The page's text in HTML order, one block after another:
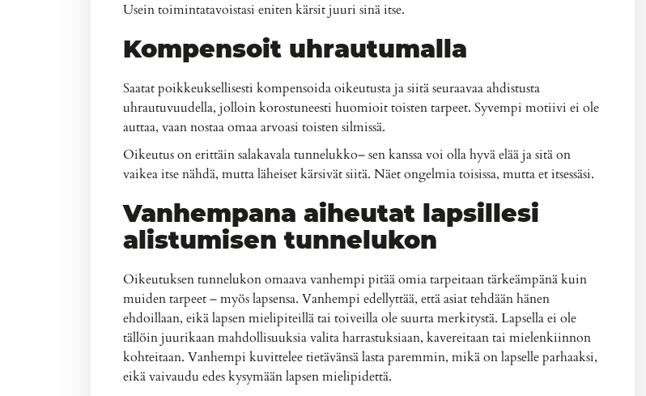
Usein toimintatavoistasi eniten kärsit juuri sinä itse.
Kompensoit uhrautumalla
Saatat poikkeuksellisesti kompensoida oikeutusta ja siitä seuraavaa ahdistusta
uhrautuvuudella, jolloin korostuneesti huomioit toisten tarpeet. Syvempi motiivi ei ole
auttaa, vaan nostaa omaa arvoasi toisten silmissä.
Oikeutus on erittäin salakavala tunnelukko– sen kanssa voi olla hyvä elää ja sitä on
vaikea itse nähdä, mutta läheiset kärsivät siitä. Näet ongelmia toisissa, mutta et itsessäsi.
Vanhempana aiheutat lapsillesi
alistumisen tunnelukon
Oikeutuksen tunnelukon omaava vanhempi pitää omia tarpeitaan tärkeämpänä kuin
muiden tarpeet – myös lapsensa. Vanhempi edellyttää, että asiat tehdään hänen
ehdoillaan, eikä lapsen mielipiteillä tai toiveilla ole suurta merkitystä. Lapsella ei ole
tällöin juurikaan mahdollisuuksia valita harrastuksiaan, kavereitaan tai mielenkiinnon
kohteitaan. Vanhempi kuvittelee tietävänsä lasta paremmin, mikä on lapselle parhaaksi,
eikä vaivaudu edes kysymään lapsen mielipidettä.